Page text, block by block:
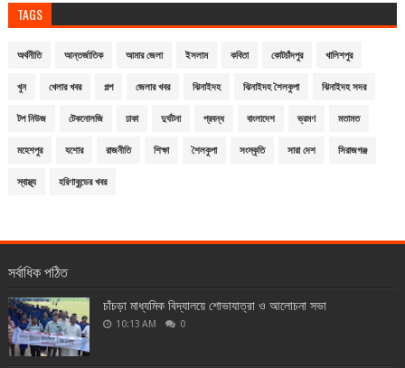
TAGS
অর্থনীতি আন্তর্জাতিক আমার জেলা ইসলাম কবিতা কোটচাঁদপুর খালিশপুর
খুন খেলার খবর গল্প জেলার খবর ঝিনাইদহ ঝিনাইদহ শৈলকুপা ঝিনাইদহ সদর
টপ নিউজ টেকনোলজি ঢাকা দুর্ঘটনা প্রবন্ধ বাংলাদেশ ভ্রমণ মতামত
মহেশপুর যশোর রাজনীতি শিক্ষা শৈলকুপা সংস্কৃতি সারা দেশ সিরাজগঞ্জ
স্বাস্থ্য হরিণাকুন্ডের খবর
সর্বাধিক পঠিত
চাঁচড়া মাধ্যমিক বিদ্যালয়ে শোভাযাত্রা ও আলোচনা সভা
10:13 AM 0